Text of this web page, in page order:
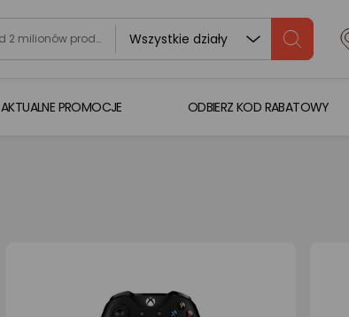
Wszystkie działy
AKTUALNE PROMOCJE ODBIERZ KOD RABATOWY